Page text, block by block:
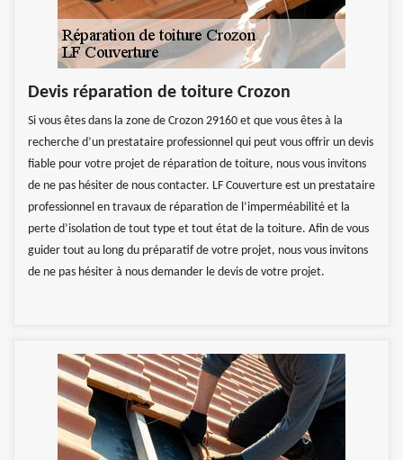
Devis réparation de toiture Crozon
Si vous êtes dans la zone de Crozon 29160 et que vous êtes à la
recherche d’un prestataire professionnel qui peut vous offrir un devis
fiable pour votre projet de réparation de toiture, nous vous invitons
de ne pas hésiter de nous contacter. LF Couverture est un prestataire
professionnel en travaux de réparation de l’imperméabilité et la
perte d’isolation de tout type et tout état de la toiture. Afin de vous
guider tout au long du préparatif de votre projet, nous vous invitons
de ne pas hésiter à nous demander le devis de votre projet.